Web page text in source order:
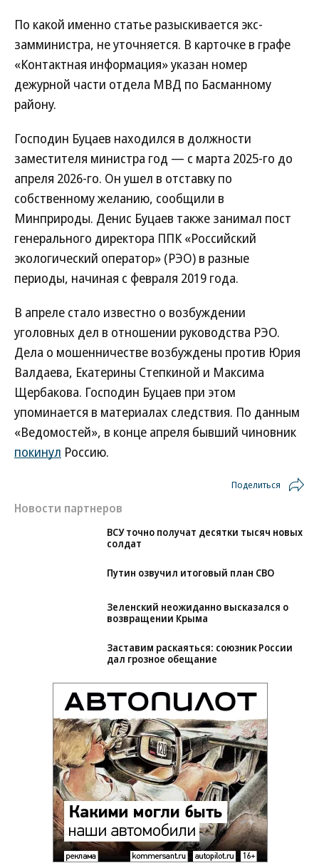
По какой именно статье разыскивается экс-
замминистра, не уточняется. В карточке в графе
«Контактная информация» указан номер
дежурной части отдела МВД по Басманному
району.
Господин Буцаев находился в должности
заместителя министра год — с марта 2025-го до
апреля 2026-го. Он ушел в отставку по
собственному желанию, сообщили в
Минприроды. Денис Буцаев также занимал пост
генерального директора ППК «Российский
экологический оператор» (РЭО) в разные
периоды, начиная с февраля 2019 года.
В апреле стало известно о возбуждении
уголовных дел в отношении руководства РЭО.
Дела о мошенничестве возбуждены против Юрия
Валдаева, Екатерины Степкиной и Максима
Щербакова. Господин Буцаев при этом
упоминается в материалах следствия. По данным
«Ведомостей», в конце апреля бывший чиновник
покинул Россию.
Поделиться
Новости партнеров
ВСУ точно получат десятки тысяч новых
солдат
Зеленский неожиданно высказался о
Заставим раскаяться: союзник России
дал грозное обещание